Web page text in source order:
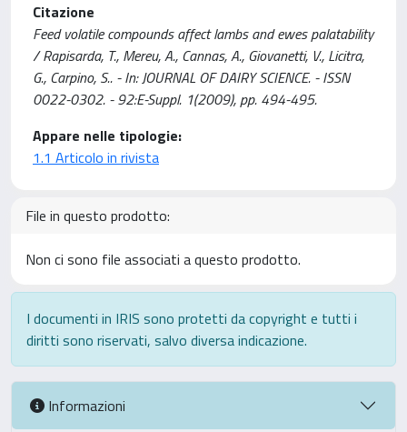
Citazione
Feed volatile compounds affect lambs and ewes palatability
/ Rapisarda, T., Mereu, A., Cannas, A., Giovanetti, V., Licitra,
G., Carpino, S.. - In: JOURNAL OF DAIRY SCIENCE. - ISSN
0022-0302. - 92:E-Suppl. 1(2009), pp. 494-495.
Appare nelle tipologie:
1.1 Articolo in rivista
File in questo prodotto:
Non ci sono file associati a questo prodotto.
I documenti in IRIS sono protetti da copyright e tutti i
diritti sono riservati, salvo diversa indicazione.
Informazioni